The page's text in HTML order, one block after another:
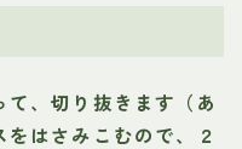
、切り抜きます（あ
はさみこむので、２